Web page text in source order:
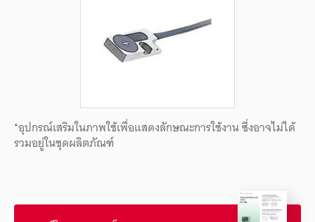
*อุปกรณ์เสริมในภาพใช้เพื่อแสดงลักษณะการใช้งาน ซึ่งอาจไม่ได้
รวมอยู่ในชุดผลิตภัณฑ์